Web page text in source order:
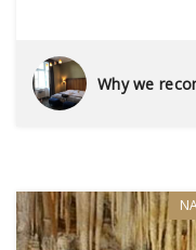
Why we